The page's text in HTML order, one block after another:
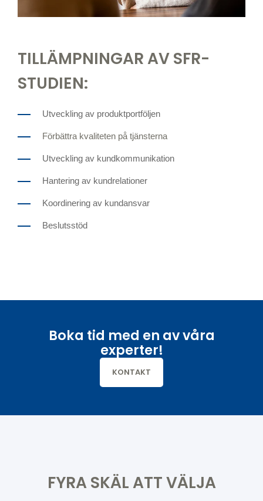
TILLÄMPNINGAR AV SFR-
STUDIEN:
Utveckling av produktportföljen
Förbättra kvaliteten på tjänsterna
Utveckling av kundkommunikation
Hantering av kundrelationer
Koordinering av kundansvar
Beslutsstöd
Boka tid med en av våra
experter!
KONTAKT
FYRA SKÄL ATT VÄLJA